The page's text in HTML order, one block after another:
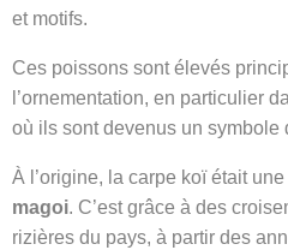
et motifs.
Ces poissons sont élevés
l’ornementation, en particulier
où ils sont devenus un symbole
À l’origine, la carpe koï était
magoi. C’est grâce à des
rizières du pays, à partir des